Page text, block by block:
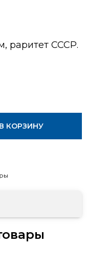
раритет СССР.
В КОРЗИНУ